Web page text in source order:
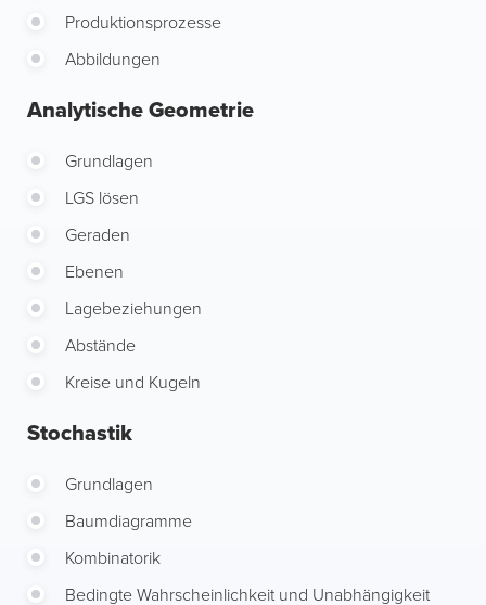
Produktionsprozesse
Abbildungen
Analytische Geometrie
Grundlagen
LGS lösen
Geraden
Ebenen
Lagebeziehungen
Abstände
Kreise und Kugeln
Stochastik
Grundlagen
Baumdiagramme
Kombinatorik
Bedingte Wahrscheinlichkeit und Unabhängigkeit